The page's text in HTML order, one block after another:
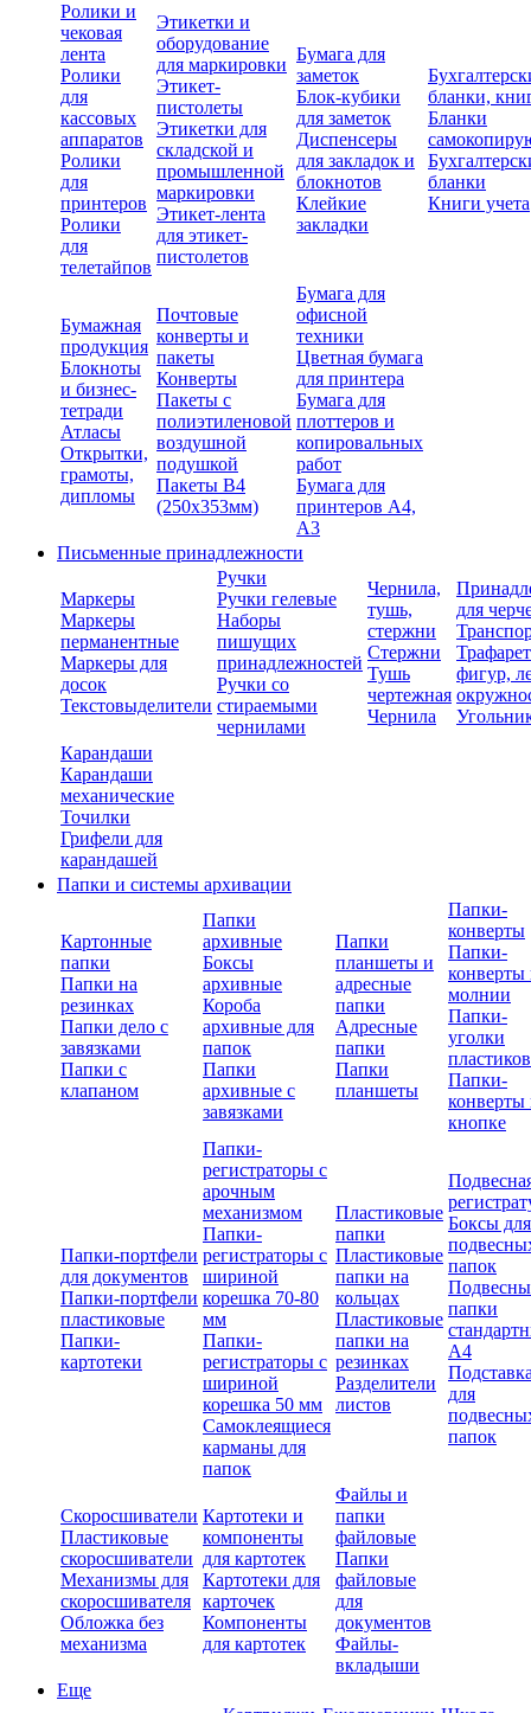
Ролики и
чековая
лента
Ролики
для
кассовых
аппаратов
Ролики
для
принтеров
Ролики
для
телетайпов
Этикетки и
оборудование
для маркировки
Этикет-
пистолеты
Этикетки для
складской и
промышленной
маркировки
Этикет-лента
для этикет-
пистолетов
Бумага для
заметок
Блок-кубики
для заметок
Диспенсеры
для закладок и
блокнотов
Клейкие
закладки
бланки,
Бланки
бланки
Книги учета
Бумажная
продукция
Блокноты
и бизнес-
тетради
Атласы
Открытки,
грамоты,
дипломы
Почтовые
конверты и
пакеты
Конверты
Пакеты с
полиэтиленовой
воздушной
подушкой
Пакеты В4
(250х353мм)
Бумага для
офисной
техники
Цветная бумага
для принтера
Бумага для
плоттеров и
копировальных
работ
Бумага для
принтеров А4,
А3
Письменные принадлежности
Маркеры
Маркеры
перманентные
Маркеры для
досок
Текстовыделители
Ручки
Ручки гелевые
Наборы
пишущих
принадлежностей
Ручки со
стираемыми
чернилами
Чернила,
тушь,
стержни
Стержни
Тушь
чертежная
Чернила
для
фигур,
Карандаши
Карандаши
механические
Точилки
Грифели для
карандашей
Папки и системы архивации
Картонные
папки
Папки на
резинках
Папки дело с
завязками
Папки с
клапаном
Папки
архивные
Боксы
архивные
Короба
архивные для
папок
Папки
архивные с
завязками
Папки
планшеты и
адресные
папки
Адресные
папки
Папки
планшеты
Папки-
конверты
Папки-
конверты
молнии
Папки-
уголки
Папки-
конверты
кнопке
Папки-портфели
для документов
Папки-портфели
пластиковые
Папки-
картотеки
Папки-
регистраторы с
арочным
механизмом
Папки-
регистраторы с
шириной
корешка 70-80
мм
Папки-
регистраторы с
шириной
корешка 50 мм
Самоклеящиеся
карманы для
папок
Пластиковые
папки
Пластиковые
папки на
кольцах
Пластиковые
папки на
резинках
Разделители
листов
Боксы для
папок
папки
А4
для
папок
Скоросшиватели
Пластиковые
скоросшиватели
Механизмы для
скоросшивателя
Обложка без
механизма
Картотеки и
компоненты
для картотек
Картотеки для
карточек
Компоненты
для картотек
Файлы и
папки
файловые
Папки
файловые
для
документов
Файлы-
вкладыши
Еще